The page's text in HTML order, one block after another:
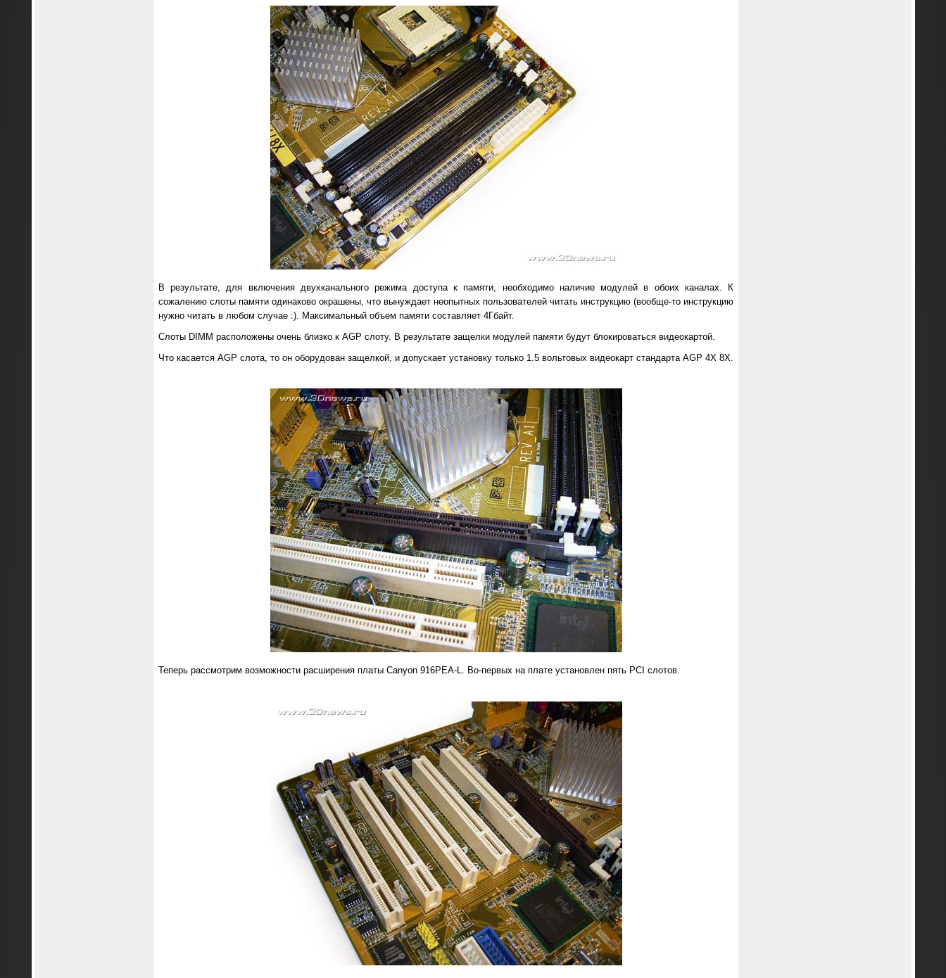
В результате, для включения двухканального режима доступа к памяти, необходимо наличие модулей в обоих каналах. К
сожалению слоты памяти одинаково окрашены, что вынуждает неопытных пользователей читать инструкцию (вообще-то инструкцию
нужно читать в любом случае :). Максимальный объем памяти составляет 4Гбайт.
Слоты DIMM расположены очень близко к AGP слоту. В результате защелки модулей памяти будут блокироваться видеокартой.
Что касается AGP слота, то он оборудован защелкой, и допускает установку только 1.5 вольтовых видеокарт стандарта AGP 4X 8X.
Теперь рассмотрим возможности расширения платы Canyon 916PEA-L. Во-первых на плате установлен пять PCI слотов.